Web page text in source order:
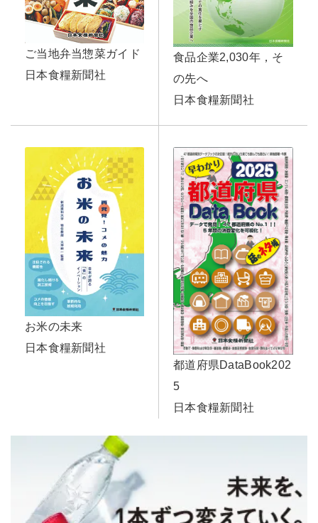
ご当地弁当惣菜ガイド
日本食糧新聞社
食品企業2,030年，そ
の先へ
日本食糧新聞社
お米の未来
日本食糧新聞社
都道府県DataBook202
5
日本食糧新聞社